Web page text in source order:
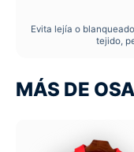
Evita lejía o
tejido,
MÁS DE